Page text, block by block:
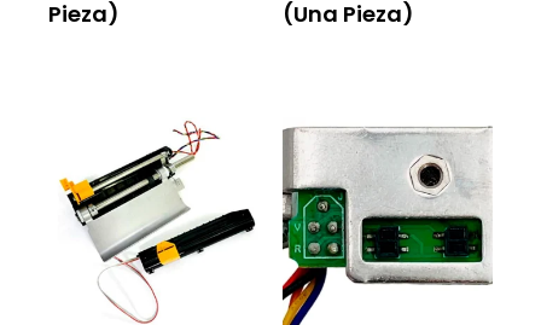
Pieza)
(una Pieza)